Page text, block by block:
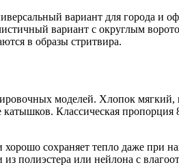
вариант для города и
вариант с округлым
в образы стритвира.
моделей. Хлопок
Классическая
сохраняет тепло даже при
полиэстера или нейлона с